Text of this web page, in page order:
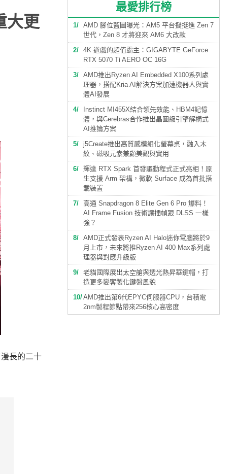
大更
長的二十
最愛排行榜
1
AMD 腳位藍圖曝光：AM5 平台擬挺進 Zen 7
世代，Zen 8 才將迎來 AM6 大改款
2
4K 遊戲的超值霸主：GIGABYTE GeForce
RTX 5070 Ti AERO OC 16G
3
AMD推出Ryzen AI Embedded X100系列處
理器，搭配Kria AI解決方案加速機器人與實
體AI發展
4
Instinct MI455X結合領先效能、HBM4記憶
體，與Cerebras合作推出晶圓級引擎解構式
AI推論方案
5
j5Create推出高質感模組化螢幕桌，融入木
紋、磁吸元素兼顧美觀與實用
6
輝達 RTX Spark 首發驅動程式正式亮相！原
生支援 Arm 架構，微軟 Surface 成為首批搭
載裝置
7
高通 Snapdragon 8 Elite Gen 6 Pro 爆料！
AI Frame Fusion 技術讓插幀跟 DLSS 一樣
強？
8
AMD正式發表Ryzen AI Halo迷你電腦將於9
月上市，未來將推Ryzen AI 400 Max系列處
理器與對應升級版
9
老貓國際展出太空艙與透光熱昇華鍵帽，打
造更多變客製化鍵盤風貌
10 AMD推出第6代EPYC伺服器CPU，台積電
2nm製程節點帶來256核心高密度